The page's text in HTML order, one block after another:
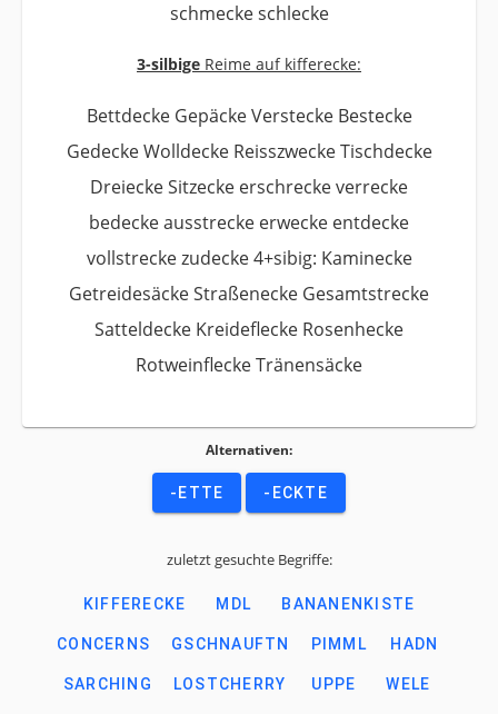
schmecke schlecke
3-silbige Reime auf kifferecke:
Bettdecke Gepäcke Verstecke Bestecke
Gedecke Wolldecke Reisszwecke Tischdecke
Dreiecke Sitzecke erschrecke verrecke
bedecke ausstrecke erwecke entdecke
vollstrecke zudecke 4+sibig: Kaminecke
Getreidesäcke Straßenecke Gesamtstrecke
Satteldecke Kreideflecke Rosenhecke
Rotweinflecke Tränensäcke
Alternativen:
-ETTE -ECKTE
zuletzt gesuchte Begriffe:
KIFFERECKE MDL BANANENKISTE
CONCERNS GSCHNAUFTN PIMML HADN
SARCHING LOSTCHERRY UPPE WELE